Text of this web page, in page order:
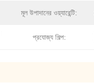
মূল উপাদানের ওয়্যারেন্টি:
প্রযোজ্য শিল্প: